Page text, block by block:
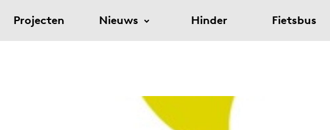
Projecten Nieuws Hinder Fietsbus